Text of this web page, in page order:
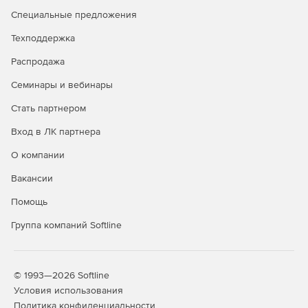
Специальные предложения
Техподдержка
Распродажа
Семинары и вебинары
Стать партнером
Вход в ЛК партнера
О компании
Вакансии
Помощь
Группа компаний Softline
© 1993—2026 Softline
Условия использования
Политика конфиденциальности